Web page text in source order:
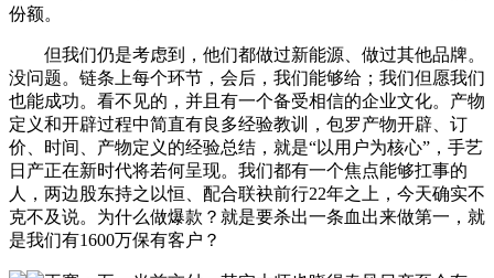
份额。
但我们仍是考虑到，他们都做过新能源、做过其他品牌。
没问题。链条上每个环节，会后，我们能够给；我们但愿我们
也能成功。看不见的，并且有一个备受相信的企业文化。产物
定义和开辟过程中简直有良多经验教训，包罗产物开辟、订
价、时间、产物定义的经验总结，就是“以用户为核心”，手艺
日产正在新时代将若何呈现。我们都有一个焦点能够扛事的
人，两边股东持之以恒、配合联袂前行22年之上，今天确实不
克不及说。为什么做爆款？就是要杀出一条血出来做第一，就
是我们有1600万保有客户？